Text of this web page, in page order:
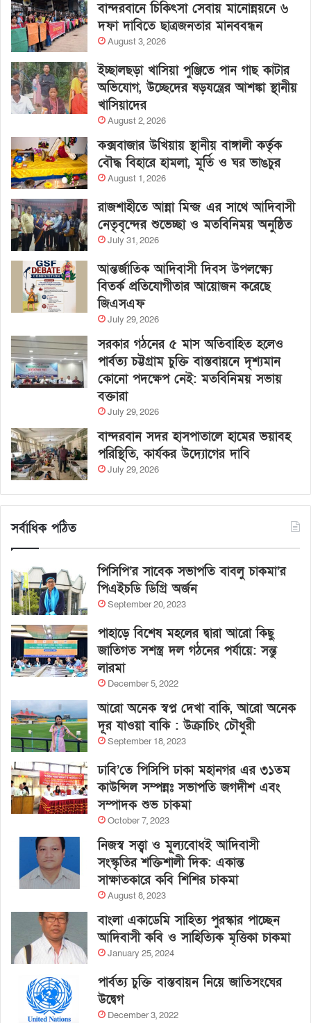
বান্দরবানে চিকিৎসা সেবায় মানোন্নয়নে ৬
দফা দাবিতে ছাত্রজনতার মানববন্ধন
August 3, 2026
ইচ্ছালছড়া খাসিয়া পুঞ্জিতে পান গাছ কাটার
অভিযোগ, উচ্ছেদের ষড়যন্ত্রের আশঙ্কা স্থানীয়
খাসিয়াদের
August 2, 2026
কক্সবাজার উখিয়ায় স্থানীয় বাঙ্গালী কর্তৃক
বৌদ্ধ বিহারে হামলা, মূর্তি ও ঘর ভাঙচুর
August 1, 2026
রাজশাহীতে আন্না মিন্জ এর সাথে আদিবাসী
নেতৃবৃন্দের শুভেচ্ছা ও মতবিনিময় অনুষ্ঠিত
July 31, 2026
আন্তর্জাতিক আদিবাসী দিবস উপলক্ষ্যে
বিতর্ক প্রতিযোগীতার আয়োজন করেছে
জিএসএফ
July 29, 2026
সরকার গঠনের ৫ মাস অতিবাহিত হলেও
পার্বত্য চট্টগ্রাম চুক্তি বাস্তবায়নে দৃশ্যমান
কোনো পদক্ষেপ নেই: মতবিনিময় সভায়
বক্তারা
July 29, 2026
বান্দরবান সদর হাসপাতালে হামের ভয়াবহ
পরিস্থিতি, কার্যকর উদ্যোগের দাবি
July 29, 2026
সর্বাধিক পঠিত
পিসিপি’র সাবেক সভাপতি বাবলু চাকমা’র
পিএইচডি ডিগ্রি অর্জন
September 20, 2023
পাহাড়ে বিশেষ মহলের দ্বারা আরো কিছু
জাতিগত সশস্ত্র দল গঠনের পর্যায়ে: সন্তু
লারমা
December 5, 2022
আরো অনেক স্বপ্ন দেখা বাকি, আরো অনেক
দূর যাওয়া বাকি : উক্রাচিং চৌধুরী
September 18, 2023
ঢাবি’তে পিসিপি ঢাকা মহানগর এর ৩১তম
কাউন্সিল সম্পন্নঃ সভাপতি জগদীশ এবং
সম্পাদক শুভ চাকমা
October 7, 2023
নিজস্ব সত্ত্বা ও মূল্যবোধই আদিবাসী
সংস্কৃতির শক্তিশালী দিক: একান্ত
সাক্ষাতকারে কবি শিশির চাকমা
August 8, 2023
বাংলা একাডেমি সাহিত্য পুরস্কার পাচ্ছেন
আদিবাসী কবি ও সাহিত্যিক মৃত্তিকা চাকমা
January 25, 2024
পার্বত্য চুক্তি বাস্তবায়ন নিয়ে জাতিসংঘের
উদ্বেগ
December 3, 2022